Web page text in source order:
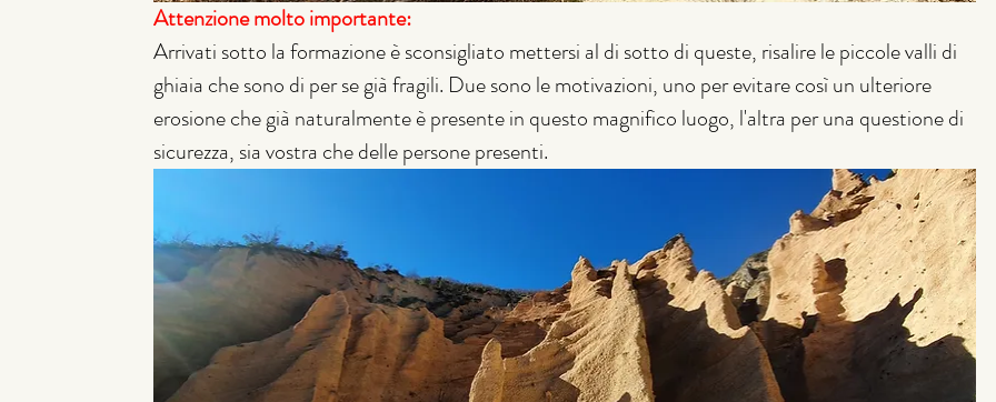
Attenzione molto importante:
Arrivati sotto la formazione è sconsigliato mettersi al di sotto di queste, risalire le piccole valli di
ghiaia che sono di per se già fragili. Due sono le motivazioni, uno per evitare così un ulteriore
erosione che già naturalmente è presente in questo magnifico luogo, l'altra per una questione di
sicurezza, sia vostra che delle persone presenti.